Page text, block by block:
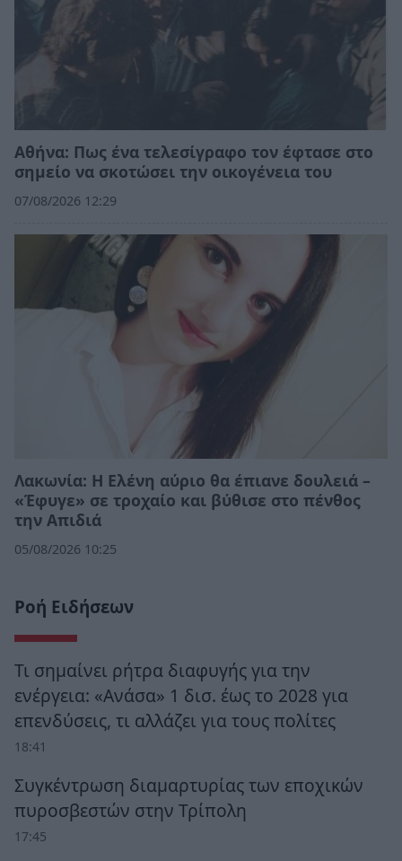
Αθήνα: Πως ένα τελεσίγραφο τον έφτασε στο
σημείο να σκοτώσει την οικογένεια του
07/08/2026 12:29
Λακωνία: Η Ελένη αύριο θα έπιανε δουλειά –
«Έφυγε» σε τροχαίο και βύθισε στο πένθος
την Απιδιά
05/08/2026 10:25
Ροή Ειδήσεων
Τι σημαίνει ρήτρα διαφυγής για την
ενέργεια: «Ανάσα» 1 δισ. έως το 2028 για
επενδύσεις, τι αλλάζει για τους πολίτες
18:41
Συγκέντρωση διαμαρτυρίας των εποχικών
πυροσβεστών στην Τρίπολη
17:45